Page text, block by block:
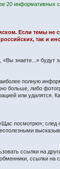
20
Если темы
так
знаете...»
полную
больше, либо
или удалятся.
посмотрю»;
ссылки на
ссылки на